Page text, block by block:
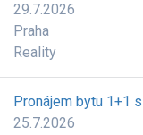
29.7.2026
Praha
Reality
Pronájem bytu 1+1
25.7.2026